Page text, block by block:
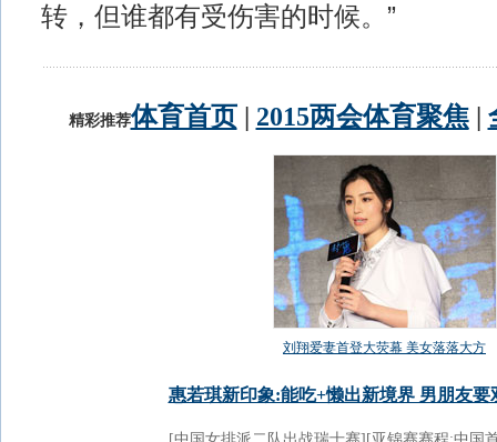
转，但谁都有受伤害的时候。”